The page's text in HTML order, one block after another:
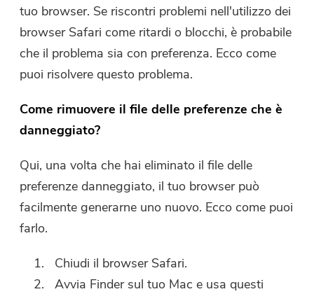
tuo browser. Se riscontri problemi nell'utilizzo dei
browser Safari come ritardi o blocchi, è probabile
che il problema sia con preferenza. Ecco come
puoi risolvere questo problema.
Come rimuovere il file delle preferenze che è
danneggiato?
Qui, una volta che hai eliminato il file delle
preferenze danneggiato, il tuo browser può
facilmente generarne uno nuovo. Ecco come puoi
farlo.
Chiudi il browser Safari.
Avvia Finder sul tuo Mac e usa questi